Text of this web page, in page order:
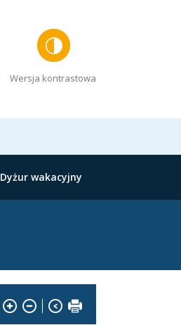
Wersja kontrastowa
Dyżur wakacyjny